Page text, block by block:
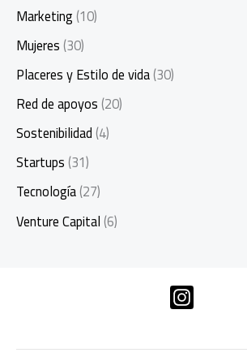
Marketing(10)
Mujeres(30)
Placeres y Estilo de vida(30)
Red de apoyos(20)
Sostenibilidad(4)
Startups(31)
Tecnología(27)
Venture Capital(6)